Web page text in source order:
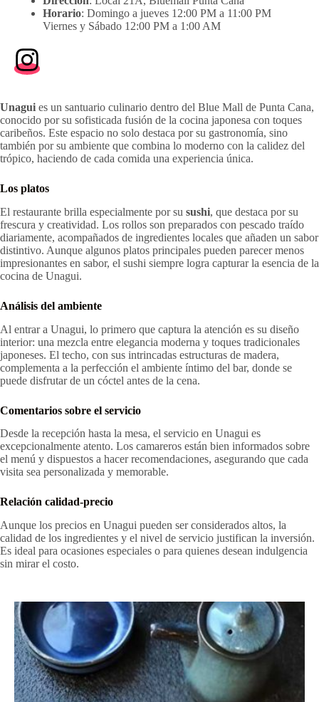
Horario: Domingo a jueves 12:00 PM a 11:00 PM
Viernes y Sábado 12:00 PM a 1:00 AM
Unagui es un santuario culinario dentro del Blue Mall de Punta Cana,
conocido por su sofisticada fusión de la cocina japonesa con toques
caribeños. Este espacio no solo destaca por su gastronomía, sino
también por su ambiente que combina lo moderno con la calidez del
trópico, haciendo de cada comida una experiencia única.
Los platos
El restaurante brilla especialmente por su sushi, que destaca por su
frescura y creatividad. Los rollos son preparados con pescado traído
diariamente, acompañados de ingredientes locales que añaden un sabor
distintivo. Aunque algunos platos principales pueden parecer menos
impresionantes en sabor, el sushi siempre logra capturar la esencia de la
cocina de Unagui.
Análisis del ambiente
Al entrar a Unagui, lo primero que captura la atención es su diseño
interior: una mezcla entre elegancia moderna y toques tradicionales
japoneses. El techo, con sus intrincadas estructuras de madera,
complementa a la perfección el ambiente íntimo del bar, donde se
puede disfrutar de un cóctel antes de la cena.
Comentarios sobre el servicio
Desde la recepción hasta la mesa, el servicio en Unagui es
excepcionalmente atento. Los camareros están bien informados sobre
el menú y dispuestos a hacer recomendaciones, asegurando que cada
visita sea personalizada y memorable.
Relación calidad-precio
Aunque los precios en Unagui pueden ser considerados altos, la
calidad de los ingredientes y el nivel de servicio justifican la inversión.
Es ideal para ocasiones especiales o para quienes desean indulgencia
sin mirar el costo.